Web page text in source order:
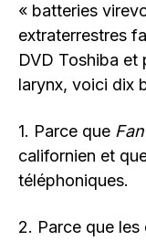
« batteries
extraterrestres
DVD Toshiba et
larynx, voici dix
1. Parce que
californien et
téléphoniques.
2. Parce que